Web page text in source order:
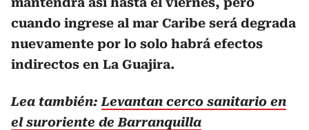
cuando ingrese al mar Caribe será degrada
nuevamente por lo solo habrá efectos
indirectos en La Guajira.
Lea también:Levantan cerco sanitario en
el suroriente de Barranquilla